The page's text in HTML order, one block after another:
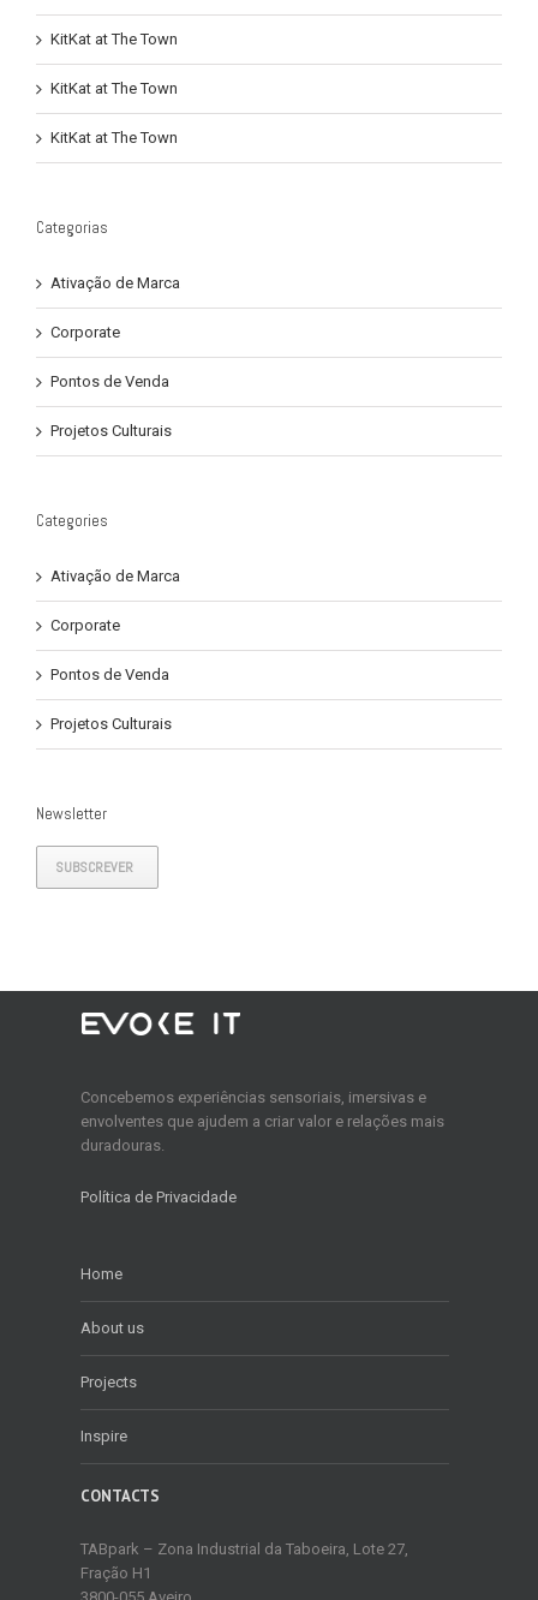
KitKat at The Town
KitKat at The Town
KitKat at The Town
Categorias
Ativação de Marca
Corporate
Pontos de Venda
Projetos Culturais
Categories
Ativação de Marca
Corporate
Pontos de Venda
Projetos Culturais
Newsletter
SUBSCREVER
Concebemos experiências sensoriais, imersivas e
envolventes que ajudem a criar valor e relações mais
duradouras.
Política de Privacidade
Home
About us
Projects
Inspire
CONTACTS
TABpark – Zona Industrial da Taboeira, Lote 27,
Fração H1